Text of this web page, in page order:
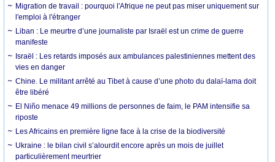
Migration de travail : pourquoi l'Afrique ne peut pas miser uniquement sur
l'emploi à l'étranger
Liban : Le meurtre d’une journaliste par Israël est un crime de guerre
manifeste
Israël : Les retards imposés aux ambulances palestiniennes mettent des
vies en danger
Chine. Le militant arrêté au Tibet à cause d’une photo du dalaï-lama doit
être libéré
El Niño menace 49 millions de personnes de faim, le PAM intensifie sa
riposte
Les Africains en première ligne face à la crise de la biodiversité
Ukraine : le bilan civil s’alourdit encore après un mois de juillet
particulièrement meurtrier